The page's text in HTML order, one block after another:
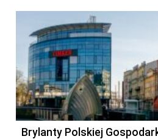
Brylanty Polskiej